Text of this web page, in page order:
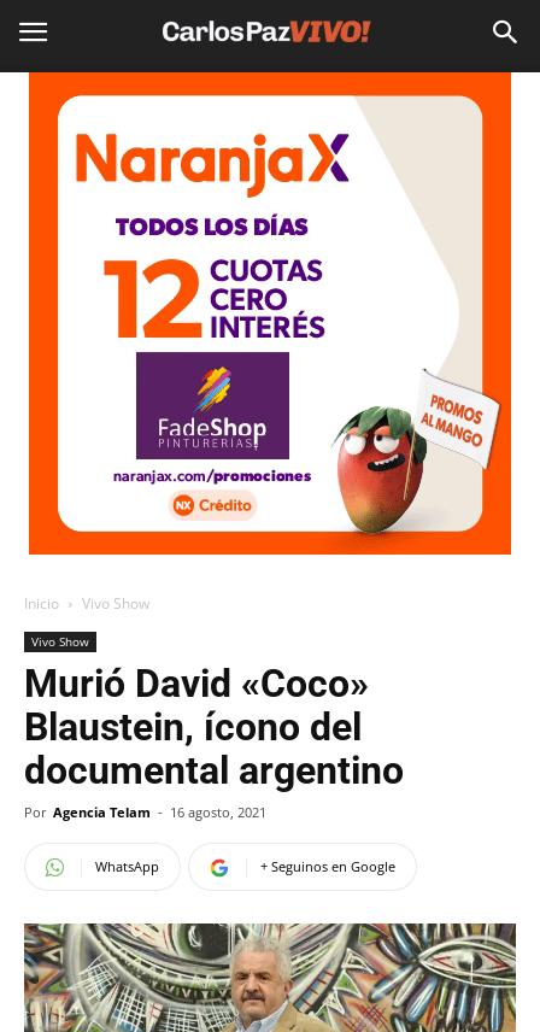
Inicio Vivo Show
Vivo Show
Murió David «Coco»
Blaustein, ícono del
documental argentino
Por Agencia Telam - 16 agosto, 2021
WhatsApp + Seguinos en Google